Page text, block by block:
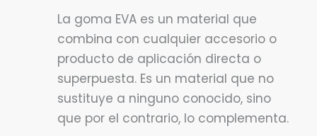
La goma EVA es un material que
combina con cualquier accesorio o
producto de aplicación directa o
superpuesta. Es un material que no
sustituye a ninguno conocido, sino
que por el contrario, lo complementa.